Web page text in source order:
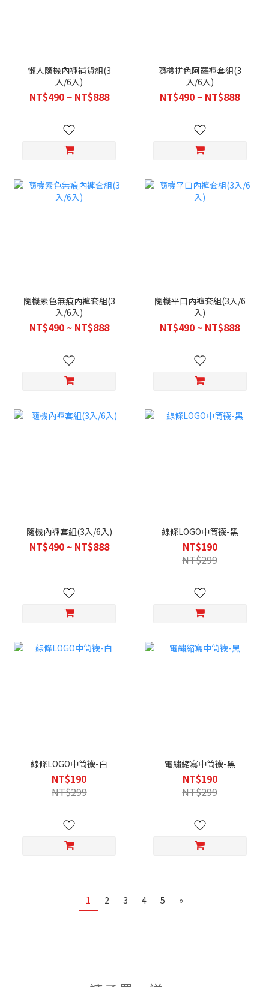
懶人隨機內褲補貨組(3
入/6入)
NT$490 ~ NT$888
隨機拼色阿羅褲套組(3
入/6入)
NT$490 ~ NT$888
隨機素色無痕內褲套組(3
入/6入)
NT$490 ~ NT$888
隨機平口內褲套組(3入/6
入)
NT$490 ~ NT$888
隨機內褲套組(3入/6入)
NT$490 ~ NT$888
線條LOGO中筒襪-黑
NT$190
NT$299
線條LOGO中筒襪-白
NT$190
NT$299
電繡縮寫中筒襪-黑
NT$190
NT$299
1 2 3 4 5 »